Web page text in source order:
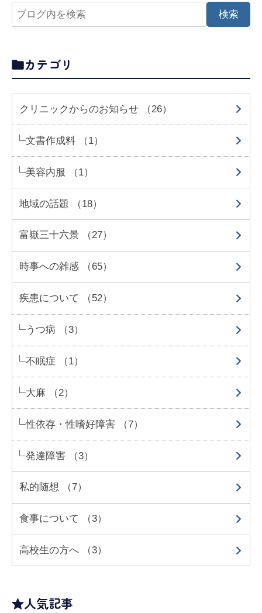
カテゴリ
クリニックからのお知らせ （26）
文書作成料 （1）
美容内服 （1）
地域の話題 （18）
富嶽三十六景 （27）
時事への雑感 （65）
疾患について （52）
うつ病 （3）
不眠症 （1）
大麻 （2）
性依存・性嗜好障害 （7）
発達障害 （3）
私的随想 （7）
食事について （3）
高校生の方へ （3）
人気記事